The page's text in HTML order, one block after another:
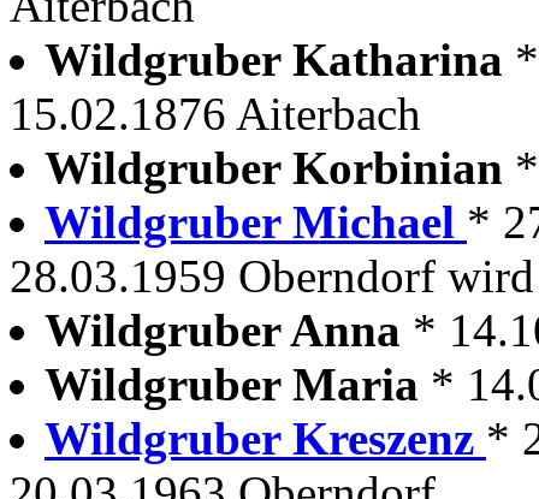
Wildgruber Katharina
15.02.1876 Aiterbach
Wildgruber Korbinian
Wildgruber Michael *
28.03.1959 Oberndorf
Wildgruber Anna *
Wildgruber Maria *
Wildgruber Kreszenz *